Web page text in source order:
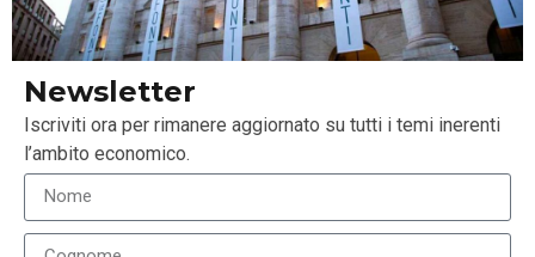
Newsletter
Iscriviti ora per rimanere aggiornato su tutti i temi inerenti
l’ambito economico.